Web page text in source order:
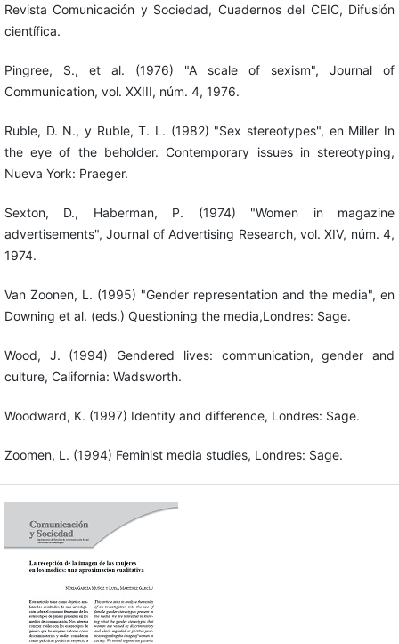
Revista Comunicación y Sociedad, Cuadernos del CEIC, Difusión
científica.
Pingree, S., et al. (1976) "A scale of sexism", Journal of
Communication, vol. XXIII, núm. 4, 1976.
Ruble, D. N., y Ruble, T. L. (1982) "Sex stereotypes", en Miller In
the eye of the beholder. Contemporary issues in stereotyping,
Nueva York: Praeger.
Sexton, D., Haberman, P. (1974) "Women in magazine
advertisements", Journal of Advertising Research, vol. XIV, núm. 4,
1974.
Van Zoonen, L. (1995) "Gender representation and the media", en
Downing et al. (eds.) Questioning the media,Londres: Sage.
Wood, J. (1994) Gendered lives: communication, gender and
culture, California: Wadsworth.
Woodward, K. (1997) Identity and difference, Londres: Sage.
Zoomen, L. (1994) Feminist media studies, Londres: Sage.